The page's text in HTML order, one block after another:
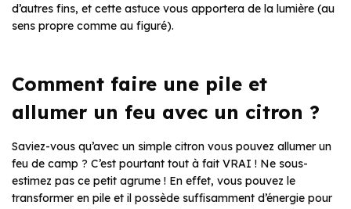
d’autres fins, et cette astuce vous apportera de la lumière (au
sens propre comme au figuré).
Comment faire une pile et
allumer un feu avec un citron ?
Saviez-vous qu’avec un simple citron vous pouvez allumer un
feu de camp ? C’est pourtant tout à fait VRAI ! Ne sous-
estimez pas ce petit agrume ! En effet, vous pouvez le
transformer en pile et il possède suffisamment d’énergie pour